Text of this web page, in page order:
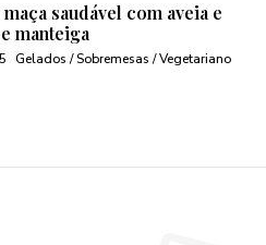
saudável com aveia e
manteiga
Gelados / Sobremesas / Vegetariano